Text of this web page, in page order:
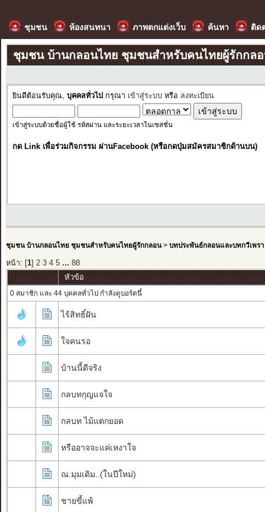
ชุมชน ห้องสนทนา ภาพตกแต่งเว็บ ค้นหา ติด
ชุมชน บ้านกลอนไทย ชุมชนสำหรับคนไทยผู้รักกล
ยินดีต้อนรับคุณ, บุคคลทั่วไป กรุณา เข้าสู่ระบบ หรือ ลงทะเบียน
เข้าสู่ระบบด้วยชื่อผู้ใช้ รหัสผ่าน และระยะเวลาในเซสชั่น
กด Link เพื่อร่วมกิจกรรม ผ่านFacebook (หรือกดปุ่มสมัครสมาชิกด้านบน)
ชุมชน บ้านกลอนไทย ชุมชนสำหรับคนไทยผู้รักกลอน> บทประพันธ์กลอนและบทกวีเพรา
หน้า: [ 1] 2 3 4 5 ... 88
หัวข้อ
0 สมาชิก และ 44 บุคคลทั่วไป กำลังดูบอร์ดนี้
ไร้สิทธิ์ฝัน
ใจคนรอ
บ้านนี้ดีจริง
กลบทกุญแจใจ
กลบท ไม้แตกยอด
หรืออาจจะแค่เหงาใจ
ณ.มุมเดิม..(ในปีใหม่)
ชายขี้แพ้